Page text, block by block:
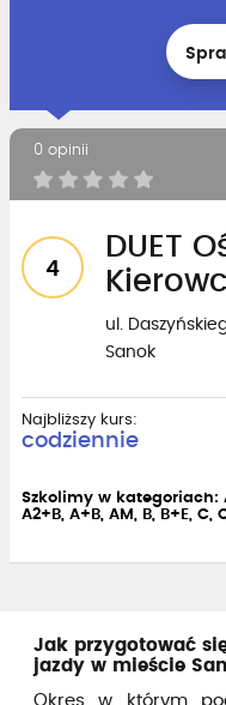
0 opinii
4
DUET
ul.
Sanok
Najbliższy kurs:
codziennie
Szkolimy w kategoriach:
A2+B, A+B, AM, B, B+E, C,
Jak przygotować
jazdy w mieście
Okres w którym